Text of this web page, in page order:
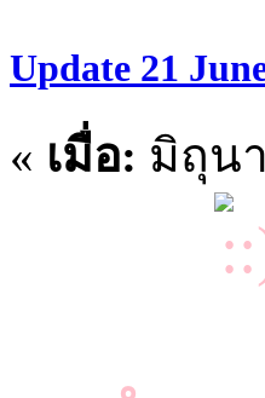
Update 21
« เมื่อ: มิถุน